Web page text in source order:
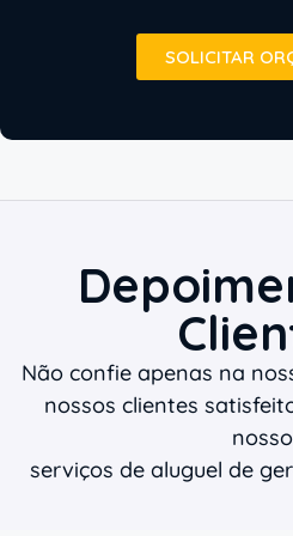
SOLICITAR
Não confie apenas na
nossos clientes
serviços de aluguel de